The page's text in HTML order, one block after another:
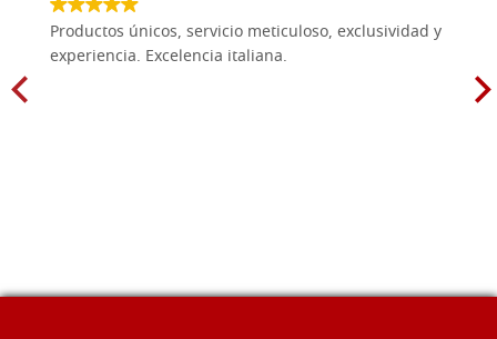
Productos únicos, servicio meticuloso, exclusividad y
experiencia. Excelencia italiana.